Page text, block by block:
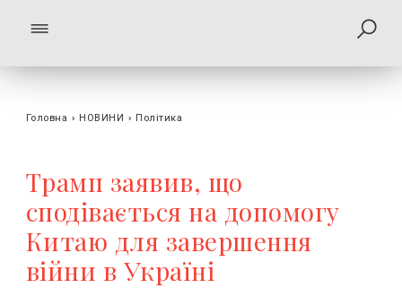
Головна › НОВИНИ › Політика
Трамп заявив, що
сподівається на допомогу
Китаю для завершення
війни в Україні